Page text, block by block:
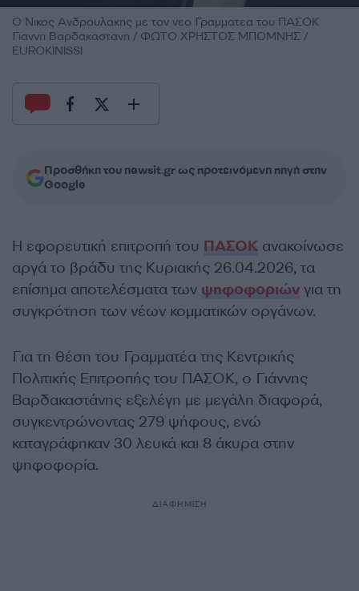
Ο Νικος Ανδρουλακης με τον νεο Γραμματεα του ΠΑΣΟΚ
Γιαννη Βαρδακαστανη / ΦΩΤΟ ΧΡΗΣΤΟΣ ΜΠΟΜΝΗΣ /
EUROKINISSI
Προσθήκη του newsit.gr ως προτεινόμενη πηγή στην
Google
Η εφορευτική επιτροπή του ΠΑΣΟΚ ανακοίνωσε
αργά το βράδυ της Κυριακής 26.04.2026, τα
επίσημα αποτελέσματα των ψηφοφοριών για τη
συγκρότηση των νέων κομματικών οργάνων.
Για τη θέση του Γραμματέα της Κεντρικής
Πολιτικής Επιτροπής του ΠΑΣΟΚ, ο Γιάννης
Βαρδακαστάνης εξελέγη με μεγάλη διαφορά,
συγκεντρώνοντας 279 ψήφους, ενώ
καταγράφηκαν 30 λευκά και 8 άκυρα στην
ψηφοφορία.
ΔΙΑΦΗΜΙΣΗ